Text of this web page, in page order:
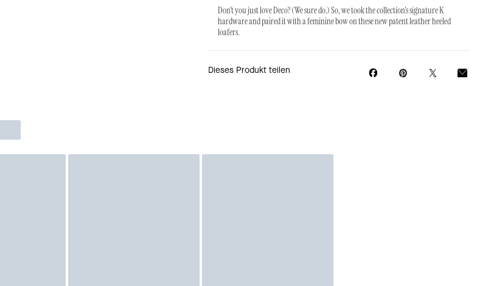
Don't you just love Deco? (We sure do.) So, we took the collection's signature K
hardware and paired it with a feminine bow on these new patent leather heeled
loafers.
Dieses Produkt teilen